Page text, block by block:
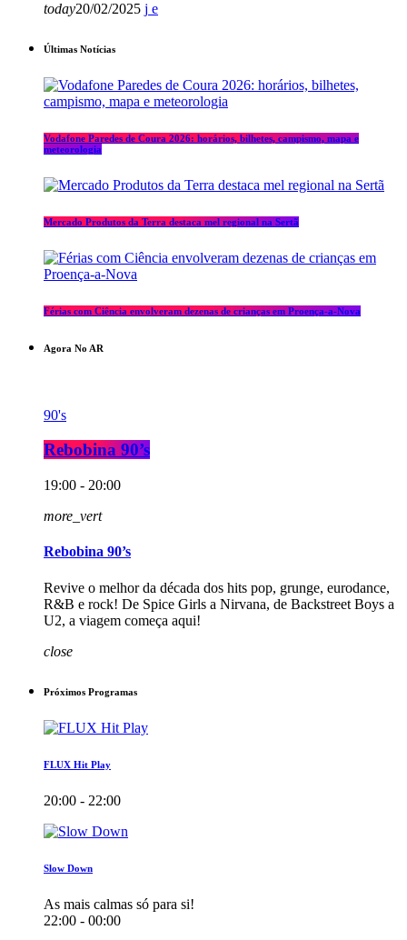
today20/02/2025
Últimas Notícias
Vodafone Paredes de Coura 2026: horários, bilhetes, campismo, mapa e
meteorologia
Mercado Produtos da Terra destaca mel regional na Sertã
Férias com Ciência envolveram dezenas de crianças em Proença-a-Nova
Agora No AR
90's
Rebobina 90’s
19:00 - 20:00
more_vert
Rebobina 90’s
Revive o melhor da década dos hits pop, grunge, eurodance,
R&B e rock! De Spice Girls a Nirvana, de Backstreet Boys a
U2, a viagem começa aqui!
close
Próximos Programas
FLUX Hit Play
20:00 - 22:00
Slow Down
As mais calmas só para si!
22:00 - 00:00